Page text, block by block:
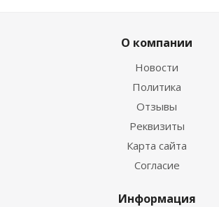
О компании
Новости
Политика
Отзывы
Реквизиты
Карта сайта
Согласие
Информация